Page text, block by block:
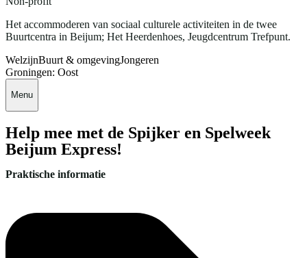
Het accommoderen van sociaal culturele activiteiten in de twee
Buurtcentra in Beijum; Het Heerdenhoes, Jeugdcentrum Trefpunt.
WelzijnBuurt & omgevingJongeren
Groningen: Oost
Menu
Help mee met de Spijker en Spelweek
Beijum Express!
Praktische informatie